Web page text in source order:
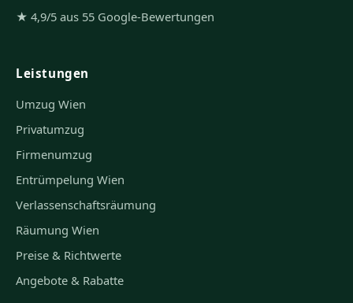
★ 4,9/5 aus 55 Google-Bewertungen
Leistungen
Umzug Wien
Privatumzug
Firmenumzug
Entrümpelung Wien
Verlassenschaftsräumung
Räumung Wien
Preise & Richtwerte
Angebote & Rabatte